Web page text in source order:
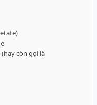
(hay còn gọi là